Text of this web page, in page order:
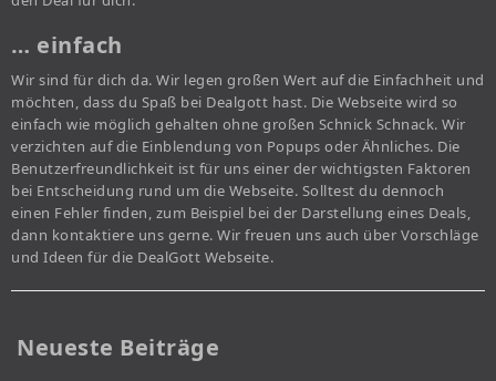
… einfach
Wir sind für dich da. Wir legen großen Wert auf die Einfachheit und
möchten, dass du Spaß bei Dealgott hast. Die Webseite wird so
einfach wie möglich gehalten ohne großen Schnick Schnack. Wir
verzichten auf die Einblendung von Popups oder Ähnliches. Die
Benutzerfreundlichkeit ist für uns einer der wichtigsten Faktoren
bei Entscheidung rund um die Webseite. Solltest du dennoch
einen Fehler finden, zum Beispiel bei der Darstellung eines Deals,
dann kontaktiere uns gerne. Wir freuen uns auch über Vorschläge
und Ideen für die DealGott Webseite.
Neueste Beiträge